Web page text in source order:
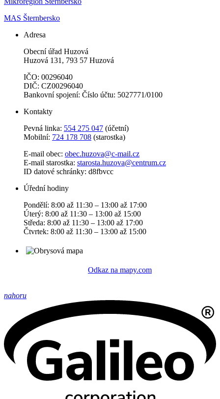
MAS Šternbersko
Adresa
Obecní úřad Huzová
Huzová 131, 793 57 Huzová
IČO: 00296040
DIČ: CZ00296040
Bankovní spojení: Číslo účtu: 5027771/0100
Kontakty
Pevná linka: 554 275 047 (účetní)
Mobilní: 724 178 708 (starostka)
E-mail obec: obec.huzova@c-mail.cz
E-mail starostka: starosta.huzova@centrum.cz
ID datové schránky: d8fbvcc
Úřední hodiny
Pondělí: 8:00 až 11:30 – 13:00 až 17:00
Úterý: 8:00 až 11:30 – 13:00 až 15:00
Středa: 8:00 až 11:30 – 13:00 až 17:00
Čtvrtek: 8:00 až 11:30 – 13:00 až 15:00
Odkaz na mapy.com
nahoru